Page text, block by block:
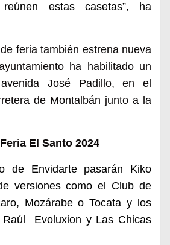
estas casetas”, ha
feria también estrena nueva
ha habilitado un
José Padillo, en el
de Montalbán junto a la
El Santo 2024
de Envidarte pasarán Kiko
versiones como el Club de
Mozárabe o Tocata y los
Raúl Evoluxion y Las Chicas